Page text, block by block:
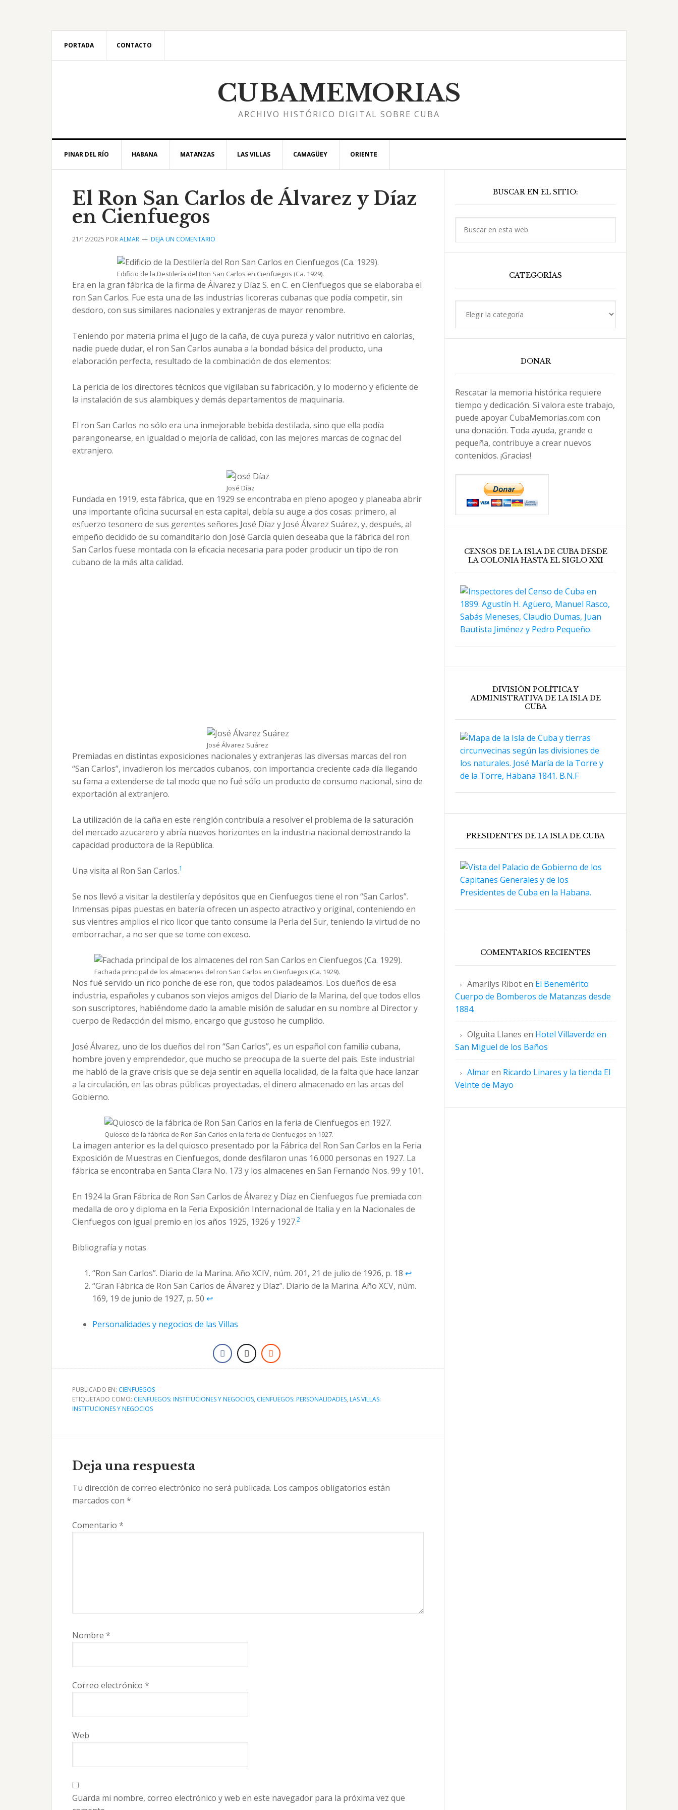
PORTADA CONTACTO
CUBAMEMORIAS
ARCHIVO HISTÓRICO DIGITAL SOBRE CUBA
PINAR DEL RÍO HABANA MATANZAS LAS VILLAS CAMAGÜEY ORIENTE
El Ron San Carlos de Álvarez y Díaz
en Cienfuegos
21/12/2025 PORALMAR DEJA UN COMENTARIO
Edificio de la Destilería del Ron San Carlos en Cienfuegos (Ca. 1929).
Era en la gran fábrica de la firma de Álvarez y Díaz S. en C. en Cienfuegos que se elaboraba el
ron San Carlos. Fue esta una de las industrias licoreras cubanas que podía competir, sin
desdoro, con sus similares nacionales y extranjeras de mayor renombre.
Teniendo por materia prima el jugo de la caña, de cuya pureza y valor nutritivo en calorías,
nadie puede dudar, el ron San Carlos aunaba a la bondad básica del producto, una
elaboración perfecta, resultado de la combinación de dos elementos:
La pericia de los directores técnicos que vigilaban su fabricación, y lo moderno y eficiente de
la instalación de sus alambiques y demás departamentos de maquinaria.
El ron San Carlos no sólo era una inmejorable bebida destilada, sino que ella podía
parangonearse, en igualdad o mejoría de calidad, con las mejores marcas de cognac del
extranjero.
José Díaz
Fundada en 1919, esta fábrica, que en 1929 se encontraba en pleno apogeo y planeaba abrir
una importante oficina sucursal en esta capital, debía su auge a dos cosas: primero, al
esfuerzo tesonero de sus gerentes señores José Díaz y José Álvarez Suárez, y, después, al
empeño decidido de su comanditario don José García quien deseaba que la fábrica del ron
San Carlos fuese montada con la eficacia necesaria para poder producir un tipo de ron
cubano de la más alta calidad.
José Álvarez Suárez
Premiadas en distintas exposiciones nacionales y extranjeras las diversas marcas del ron
“San Carlos”, invadieron los mercados cubanos, con importancia creciente cada día llegando
su fama a extenderse de tal modo que no fué sólo un producto de consumo nacional, sino de
exportación al extranjero.
La utilización de la caña en este renglón contribuía a resolver el problema de la saturación
del mercado azucarero y abría nuevos horizontes en la industria nacional demostrando la
capacidad productora de la República.
Una visita al Ron San Carlos.1
Se nos llevó a visitar la destilería y depósitos que en Cienfuegos tiene el ron “San Carlos”.
Inmensas pipas puestas en batería ofrecen un aspecto atractivo y original, conteniendo en
sus vientres amplios el rico licor que tanto consume la Perla del Sur, teniendo la virtud de no
emborrachar, a no ser que se tome con exceso.
Fachada principal de los almacenes del ron San Carlos en Cienfuegos (Ca. 1929).
Nos fué servido un rico ponche de ese ron, que todos paladeamos. Los dueños de esa
industria, españoles y cubanos son viejos amigos del Diario de la Marina, del que todos ellos
son suscriptores, habiéndome dado la amable misión de saludar en su nombre al Director y
cuerpo de Redacción del mismo, encargo que gustoso he cumplido.
José Álvarez, uno de los dueños del ron “San Carlos”, es un español con familia cubana,
hombre joven y emprendedor, que mucho se preocupa de la suerte del país. Este industrial
me habló de la grave crisis que se deja sentir en aquella localidad, de la falta que hace lanzar
a la circulación, en las obras públicas proyectadas, el dinero almacenado en las arcas del
Gobierno.
Quiosco de la fábrica de Ron San Carlos en la feria de Cienfuegos en 1927.
La imagen anterior es la del quiosco presentado por la Fábrica del Ron San Carlos en la Feria
Exposición de Muestras en Cienfuegos, donde desfilaron unas 16.000 personas en 1927. La
fábrica se encontraba en Santa Clara No. 173 y los almacenes en San Fernando Nos. 99 y 101.
En 1924 la Gran Fábrica de Ron San Carlos de Álvarez y Díaz en Cienfuegos fue premiada con
medalla de oro y diploma en la Feria Exposición Internacional de Italia y en la Nacionales de
Cienfuegos con igual premio en los años 1925, 1926 y 1927.2
Bibliografía y notas
“Ron San Carlos”. Diario de la Marina. Año XCIV, núm. 201, 21 de julio de 1926, p. 18 ↩︎
“Gran Fábrica de Ron San Carlos de Álvarez y Díaz”. Diario de la Marina. Año XCV, núm.
169, 19 de junio de 1927, p. 50 ↩︎
Personalidades y negocios de las Villas
PUBLICADO EN: CIENFUEGOS
ETIQUETADO COMO: CIENFUEGOS: INSTITUCIONES Y NEGOCIOS, CIENFUEGOS: PERSONALIDADES, LAS VILLAS:
INSTITUCIONES Y NEGOCIOS
con
los
lectores
Deja una respuesta
Tu dirección de correo electrónico no será publicada. Los campos obligatorios están
marcados con *
Comentario *
Nombre *
Correo electrónico *
Web
Guarda mi nombre, correo electrónico y web en este navegador para la próxima vez que
lateral
principal
BUSCAR EN EL SITIO:
CATEGORÍAS
DONAR
Rescatar la memoria histórica requiere
tiempo y dedicación. Si valora este trabajo,
puede apoyar CubaMemorias.com con
una donación. Toda ayuda, grande o
pequeña, contribuye a crear nuevos
contenidos. ¡Gracias!
CENSOS DE LA ISLA DE CUBA DESDE
LA COLONIA HASTA EL SIGLO XXI
DIVISIÓN POLÍTICA Y
ADMINISTRATIVA DE LA ISLA DE
CUBA
PRESIDENTES DE LA ISLA DE CUBA
COMENTARIOS RECIENTES
Amarilys Riboten El Benemérito
Cuerpo de Bomberos de Matanzas desde
1884.
Olguita Llanes en Hotel Villaverde en
San Miguel de los Baños
Almaren Ricardo Linares y la tienda El
Veinte de Mayo